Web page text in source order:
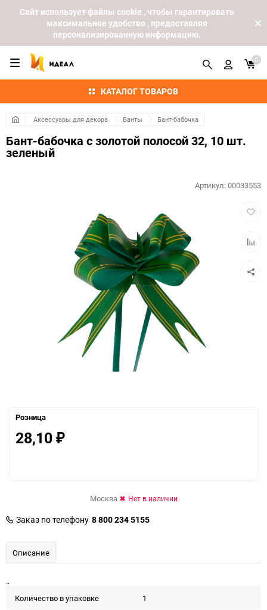
Cайт использует файлы cookie , чтобы гарантировать
максимальное удобство , предоставляя
персонализированную информацию.
КАТАЛОГ ТОВАРОВ
0
Аксессуары для декора Банты Бант-бабочка
Бант-бабочка с золотой полосой 32, 10 шт.
зеленый
Артикул:00033553
Розница
28,10 ₽
Москва Нет в наличии
Заказ по телефону 8 800 234 5155
Описание
..
Количество в упаковке
1